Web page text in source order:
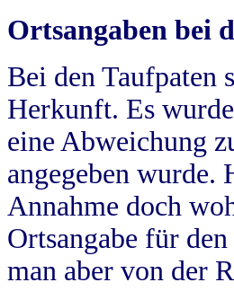
Ortsangaben bei
Bei den Taufpaten
Herkunft. Es
eine Abweichung
angegeben wurde.
Annahme doch
Ortsangabe für
man aber von der